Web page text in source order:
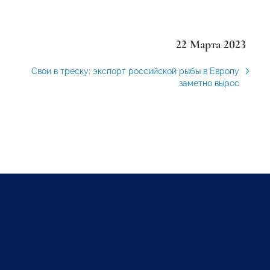
22 Марта 2023
Свои в треску: экспорт российской рыбы в Европу
заметно вырос